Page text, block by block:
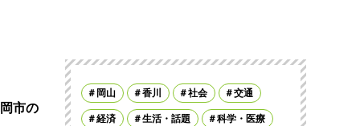
市の
岡山 香川 社会 交通
経済 生活・話題 科学・医療